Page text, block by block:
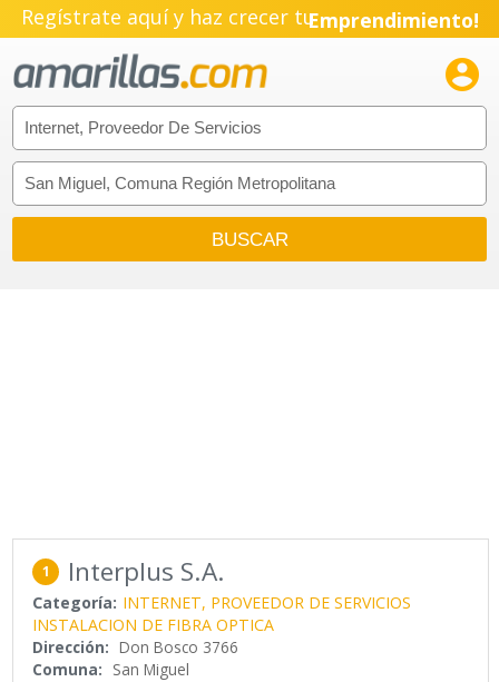
Regístrate aquí y haz crecer tuEmprendimiento!

1 Interplus S.A.
Categoría: INTERNET, PROVEEDOR DE SERVICIOS
INSTALACION DE FIBRA OPTICA
Dirección: Don Bosco 3766
Comuna: San Miguel